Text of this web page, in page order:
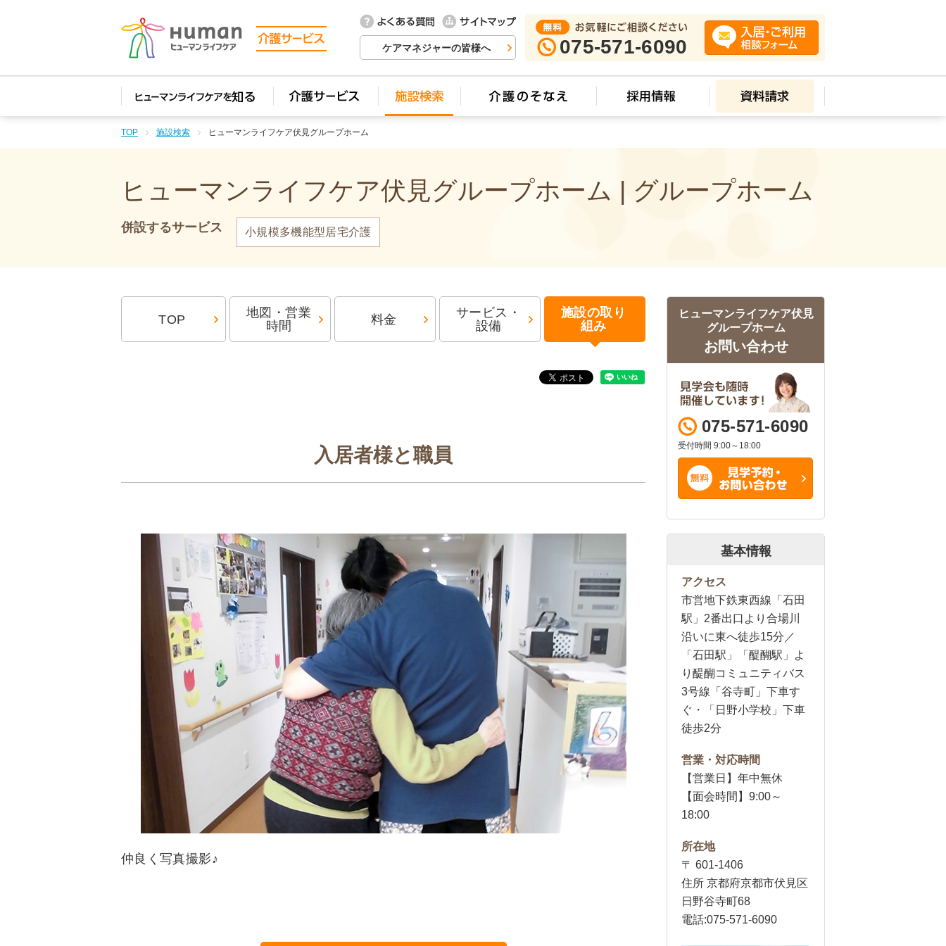
ケアマネジャーの皆様へ 075-571-6090
TOP 施設検索 ヒューマンライフケア伏見グループホーム
ヒューマンライフケア伏見グループホーム | グループホーム
併設するサービス 小規模多機能型居宅介護
TOP
地図・営業
時間
料金
サービス・
設備
施設の取り
組み
入居者様と職員
仲良く写真撮影♪
ヒューマンライフケア伏見
グループホーム
お問い合わせ
075-571-6090
受付時間 9:00～18:00
基本情報
アクセス
市営地下鉄東西線「石田
駅」2番出口より合場川
沿いに東へ徒歩15分／
「石田駅」「醍醐駅」よ
り醍醐コミュニティバス
3号線「谷寺町」下車す
ぐ・「日野小学校」下車
徒歩2分
営業・対応時間
【営業日】年中無休
【面会時間】9:00～
18:00
所在地
〒 601-1406
住所 京都府京都市伏見区
日野谷寺町68
電話:075-571-6090